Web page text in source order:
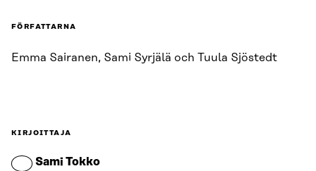
FÖRFATTARNA
Emma Sairanen, Sami Syrjälä och Tuula Sjöstedt
KIRJOITTAJA
Sami Tokko